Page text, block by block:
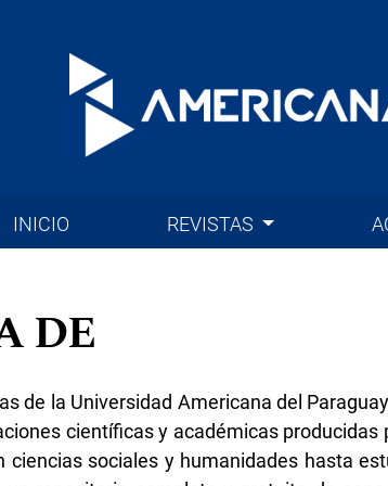
INICIO REVISTAS
DE
de la Universidad Americana del
científicas y académicas producidas
ciencias sociales y humanidades hasta